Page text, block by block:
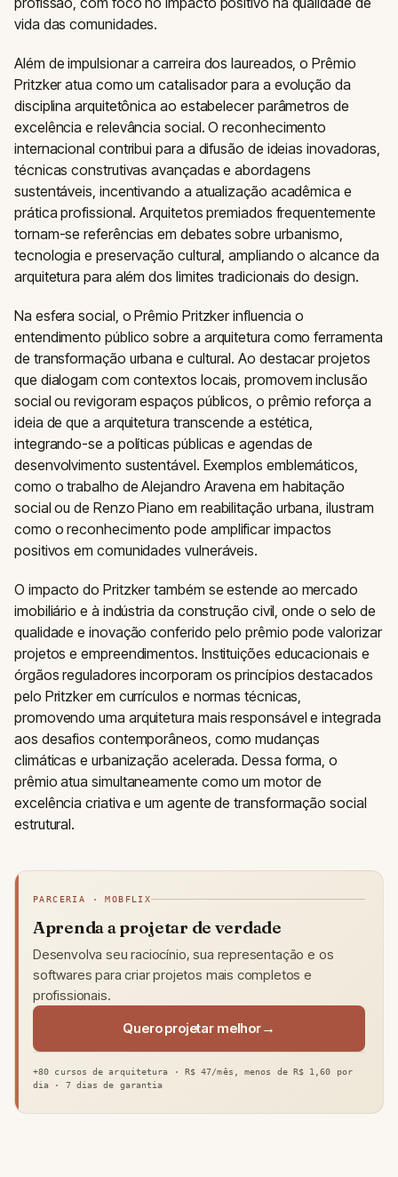
vida das comunidades.
Além de impulsionar a carreira dos laureados, o Prêmio
Pritzker atua como um catalisador para a evolução da
disciplina arquitetônica ao estabelecer parâmetros de
excelência e relevância social. O reconhecimento
internacional contribui para a difusão de ideias inovadoras,
técnicas construtivas avançadas e abordagens
sustentáveis, incentivando a atualização acadêmica e
prática profissional. Arquitetos premiados frequentemente
tornam-se referências em debates sobre urbanismo,
tecnologia e preservação cultural, ampliando o alcance da
arquitetura para além dos limites tradicionais do design.
Na esfera social, o Prêmio Pritzker influencia o
entendimento público sobre a arquitetura como ferramenta
de transformação urbana e cultural. Ao destacar projetos
que dialogam com contextos locais, promovem inclusão
social ou revigoram espaços públicos, o prêmio reforça a
ideia de que a arquitetura transcende a estética,
integrando-se a políticas públicas e agendas de
desenvolvimento sustentável. Exemplos emblemáticos,
como o trabalho de Alejandro Aravena em habitação
social ou de Renzo Piano em reabilitação urbana, ilustram
como o reconhecimento pode amplificar impactos
positivos em comunidades vulneráveis.
O impacto do Pritzker também se estende ao mercado
imobiliário e à indústria da construção civil, onde o selo de
qualidade e inovação conferido pelo prêmio pode valorizar
projetos e empreendimentos. Instituições educacionais e
órgãos reguladores incorporam os princípios destacados
pelo Pritzker em currículos e normas técnicas,
promovendo uma arquitetura mais responsável e integrada
aos desafios contemporâneos, como mudanças
climáticas e urbanização acelerada. Dessa forma, o
prêmio atua simultaneamente como um motor de
excelência criativa e um agente de transformação social
estrutural.
PARCERIA · MOBFLIX
Aprenda a projetar de verdade
Desenvolva seu raciocínio, sua representação e os
softwares para criar projetos mais completos e
profissionais.
Quero projetar melhor
+80 cursos de arquitetura · R$ 47/mês, menos de R$ 1,60 por
dia · 7 dias de garantia